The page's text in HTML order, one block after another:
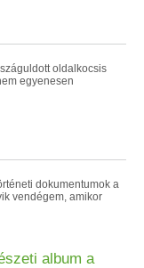
oldalkocsis
egyenesen
dokumentumok a
vendégem, amikor
album a